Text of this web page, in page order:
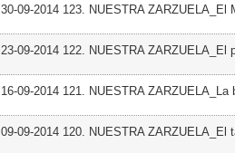
30-09-2014 123. NUESTRA ZARZUELA_El
23-09-2014 122. NUESTRA ZARZUELA_El
16-09-2014 121. NUESTRA
09-09-2014 120. NUESTRA ZARZUELA_El